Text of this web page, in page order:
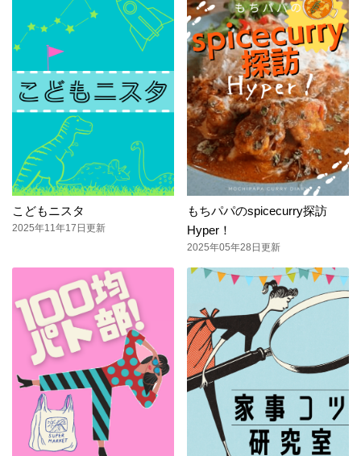
こどもニスタ
2025年11年17日更新
もちパパのspicecurry探訪
Hyper！
2025年05年28日更新